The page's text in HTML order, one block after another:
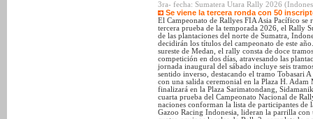
3ra- fecha: Sumatera Utara Rally 2026
Se viene la tercera ronda con 50
El Campeonato de Rallyes FIA Asia Pacífico se
tercera prueba de la temporada 2026, el Rally
de las plantaciones del norte de Sumatra,
decidirán los títulos del campeonato de este
sureste de Medan, el rally consta de doce
competición en dos días, atravesando las
jornada inaugural del sábado incluye seis
sentido inverso, destacando el tramo Tobasari
con una salida ceremonial en la Plaza H.
finalizará en la Plaza Sarimatondang,
cuarta prueba del Campeonato Nacional de
naciones conforman la lista de participantes
Gazoo Racing Indonesia, lideran la parrilla